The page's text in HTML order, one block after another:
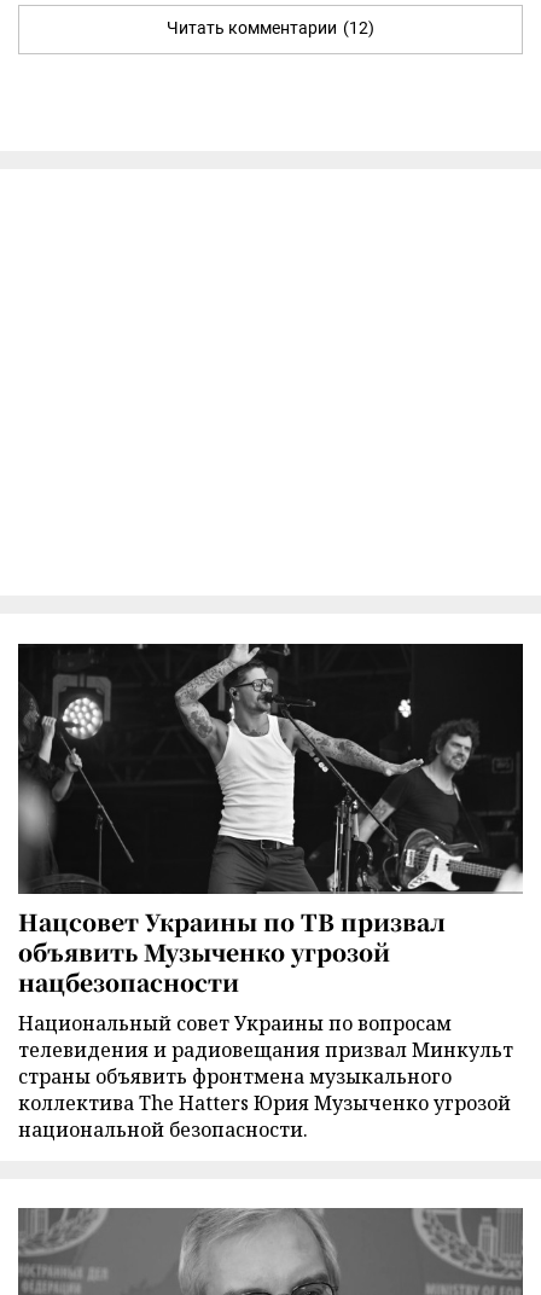
Читать комментарии (12)
Нацсовет Украины по ТВ призвал
объявить Музыченко угрозой
нацбезопасности
Национальный совет Украины по вопросам
телевидения и радиовещания призвал Минкульт
страны объявить фронтмена музыкального
коллектива The Hatters Юрия Музыченко угрозой
национальной безопасности.